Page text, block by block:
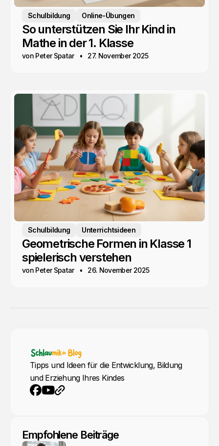
Schulbildung Online-Übungen
So unterstützen Sie Ihr Kind in
Mathe in der 1. Klasse
von Peter Spatar 27. November 2025
Schulbildung Unterrichtsideen
Geometrische Formen in Klasse 1
spielerisch verstehen
von Peter Spatar 26. November 2025
Tipps und Ideen für die Entwicklung, Bildung
und Erziehung Ihres Kindes
Empfohlene Beiträge